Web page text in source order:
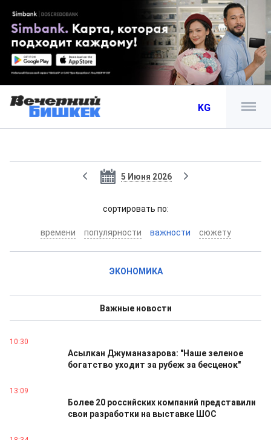
KG
5 Июня 2026
cортировать по:
времени популярности важности сюжету
ЭКОНОМИКА
Важные новости
10:30
Асылкан Джуманазарова: "Наше зеленое
богатство уходит за рубеж за бесценок"
13:09
Более 20 российских компаний представили
свои разработки на выставке ШОС